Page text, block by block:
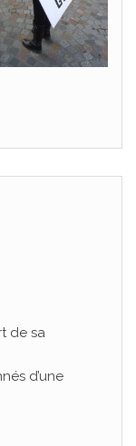
de sa
d’une